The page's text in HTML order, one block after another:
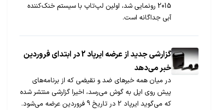
2015 رونمایی شد، اولین لپ‌تاپ با سیستم خنک‌کننده
آبی جداگانه است.
گزارشی جدید از عرضه ایرپاد 2 در ابتدای فروردین
خبر می‌دهد
در میان همه خبرهای ضد و نقیضی که از برنامه‌های
پیش روی اپل به گوش می‌رسد، اخیرا گزارشی منتشر شده
که می‌گوید ایرپاد 2 در تاریخ 9 فروردین عرضه می‌شود.